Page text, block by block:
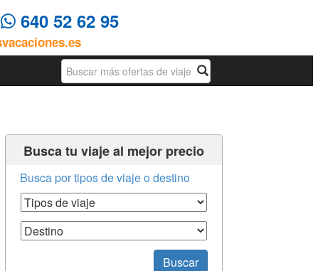
640 52 62 95
Busqueda
Busca tu viaje al mejor precio
Busca por tipos de viaje o destino
Tipos de Viaje
Destino
Buscar